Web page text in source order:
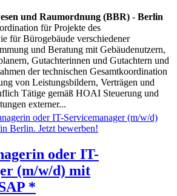
und Raumordnung (BBR) - Berlin
für Projekte des
für Bürogebäude verschiedener
und Beratung mit Gebäudenutzern,
Gutachterinnen und Gutachtern und
der technischen Gesamtkoordination
von Leistungsbildern, Verträgen und
Tätige gemäß HOAI Steuerung und
externer...
oder IT-
(m/w/d) mit
*